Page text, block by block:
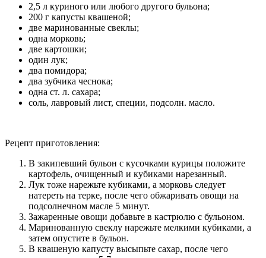
2,5 л куриного или любого другого бульона;
200 г капусты квашеной;
две маринованные свеклы;
одна морковь;
две картошки;
один лук;
два помидора;
два зубчика чеснока;
одна ст. л. сахара;
соль, лавровый лист, специи, подсолн. масло.
Рецепт приготовления:
В закипевший бульон с кусочками курицы положите
картофель, очищенный и кубиками нарезанный.
Лук тоже нарежьте кубиками, а морковь следует
натереть на терке, после чего обжаривать овощи на
подсолнечном масле 5 минут.
Зажаренные овощи добавьте в кастрюлю с бульоном.
Маринованную свеклу нарежьте мелкими кубиками, а
затем опустите в бульон.
В квашеную капусту высыпьте сахар, после чего